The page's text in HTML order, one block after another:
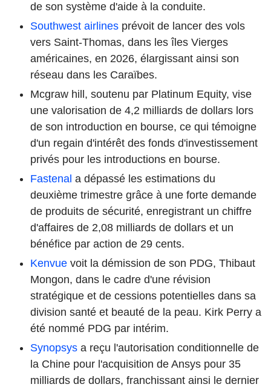
de son système d'aide à la conduite.
Southwest airlines prévoit de lancer des vols
vers Saint-Thomas, dans les îles Vierges
américaines, en 2026, élargissant ainsi son
réseau dans les Caraïbes.
Mcgraw hill, soutenu par Platinum Equity, vise
une valorisation de 4,2 milliards de dollars lors
de son introduction en bourse, ce qui témoigne
d'un regain d'intérêt des fonds d'investissement
privés pour les introductions en bourse.
Fastenal a dépassé les estimations du
deuxième trimestre grâce à une forte demande
de produits de sécurité, enregistrant un chiffre
d'affaires de 2,08 milliards de dollars et un
bénéfice par action de 29 cents.
Kenvue voit la démission de son PDG, Thibaut
Mongon, dans le cadre d'une révision
stratégique et de cessions potentielles dans sa
division santé et beauté de la peau. Kirk Perry a
été nommé PDG par intérim.
Synopsys a reçu l'autorisation conditionnelle de
la Chine pour l'acquisition de Ansys pour 35
milliards de dollars, franchissant ainsi le dernier